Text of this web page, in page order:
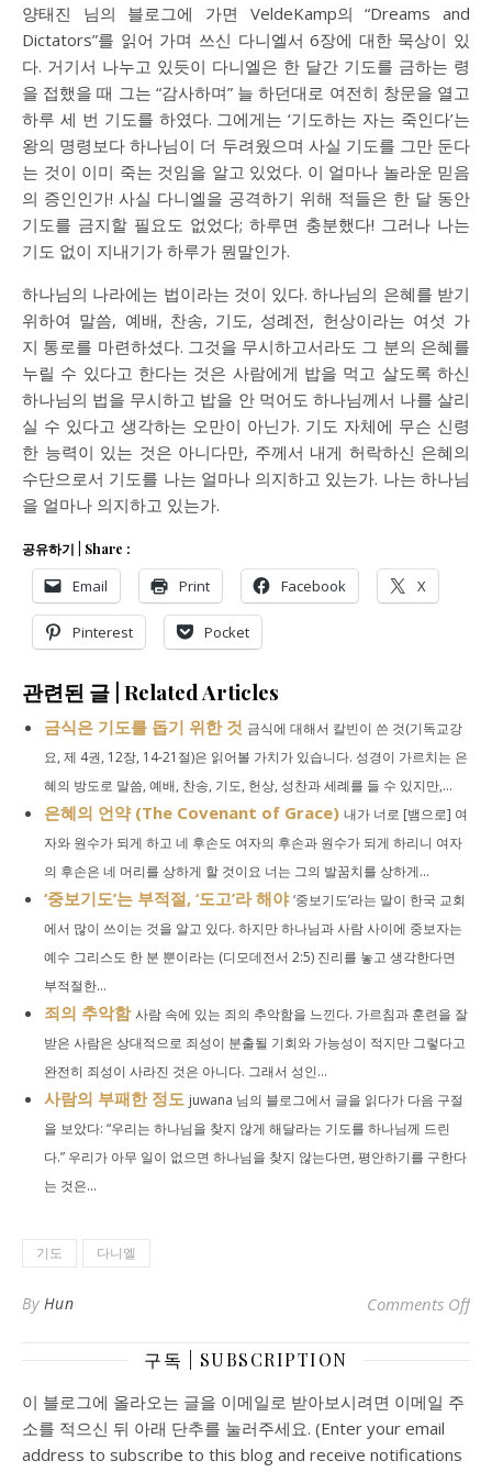
양태진 님의 블로그에 가면 VeldeKamp의 “Dreams and
Dictators”를 읽어 가며 쓰신 다니엘서 6장에 대한 묵상이 있
다. 거기서 나누고 있듯이 다니엘은 한 달간 기도를 금하는 령
을 접했을 때 그는 “감사하며” 늘 하던대로 여전히 창문을 열고
하루 세 번 기도를 하였다. 그에게는 ‘기도하는 자는 죽인다’는
왕의 명령보다 하나님이 더 두려웠으며 사실 기도를 그만 둔다
는 것이 이미 죽는 것임을 알고 있었다. 이 얼마나 놀라운 믿음
의 증인인가! 사실 다니엘을 공격하기 위해 적들은 한 달 동안
기도를 금지할 필요도 없었다; 하루면 충분했다! 그러나 나는
기도 없이 지내기가 하루가 뭔말인가.
하나님의 나라에는 법이라는 것이 있다. 하나님의 은혜를 받기
위하여 말씀, 예배, 찬송, 기도, 성례전, 헌상이라는 여섯 가
지 통로를 마련하셨다. 그것을 무시하고서라도 그 분의 은혜를
누릴 수 있다고 한다는 것은 사람에게 밥을 먹고 살도록 하신
하나님의 법을 무시하고 밥을 안 먹어도 하나님께서 나를 살리
실 수 있다고 생각하는 오만이 아닌가. 기도 자체에 무슨 신령
한 능력이 있는 것은 아니다만, 주께서 내게 허락하신 은혜의
수단으로서 기도를 나는 얼마나 의지하고 있는가. 나는 하나님
을 얼마나 의지하고 있는가.
공유하기 | Share :
Email Print Facebook X
Pinterest Pocket
관련된 글 | Related Articles
금식은 기도를 돕기 위한 것 금식에 대해서 칼빈이 쓴 것(기독교강
요, 제 4권, 12장, 14-21절)은 읽어볼 가치가 있습니다. 성경이 가르치는 은
혜의 방도로 말씀, 예배, 찬송, 기도, 헌상, 성찬과 세례를 들 수 있지만,...
은혜의 언약 (The Covenant of Grace) 내가 너로 [뱀으로] 여
자와 원수가 되게 하고 네 후손도 여자의 후손과 원수가 되게 하리니 여자
의 후손은 네 머리를 상하게 할 것이요 너는 그의 발꿈치를 상하게...
‘중보기도’는 부적절, ‘도고’라 해야 ‘중보기도’라는 말이 한국 교회
에서 많이 쓰이는 것을 알고 있다. 하지만 하나님과 사람 사이에 중보자는
예수 그리스도 한 분 뿐이라는 (디모데전서 2:5) 진리를 놓고 생각한다면
부적절한...
죄의 추악함 사람 속에 있는 죄의 추악함을 느낀다. 가르침과 훈련을 잘
받은 사람은 상대적으로 죄성이 분출될 기회와 가능성이 적지만 그렇다고
완전히 죄성이 사라진 것은 아니다. 그래서 성인...
사람의 부패한 정도 juwana 님의 블로그에서 글을 읽다가 다음 구절
을 보았다: “우리는 하나님을 찾지 않게 해달라는 기도를 하나님께 드린
다.” 우리가 아무 일이 없으면 하나님을 찾지 않는다면, 평안하기를 구한다
는 것은...
기도 다니엘
By Hun Comments Offon
구독 | SUBSCRIPTION
이 블로그에 올라오는 글을 이메일로 받아보시려면 이메일 주
소를 적으신 뒤 아래 단추를 눌러주세요. (Enter your email
address to subscribe to this blog and receive notifications